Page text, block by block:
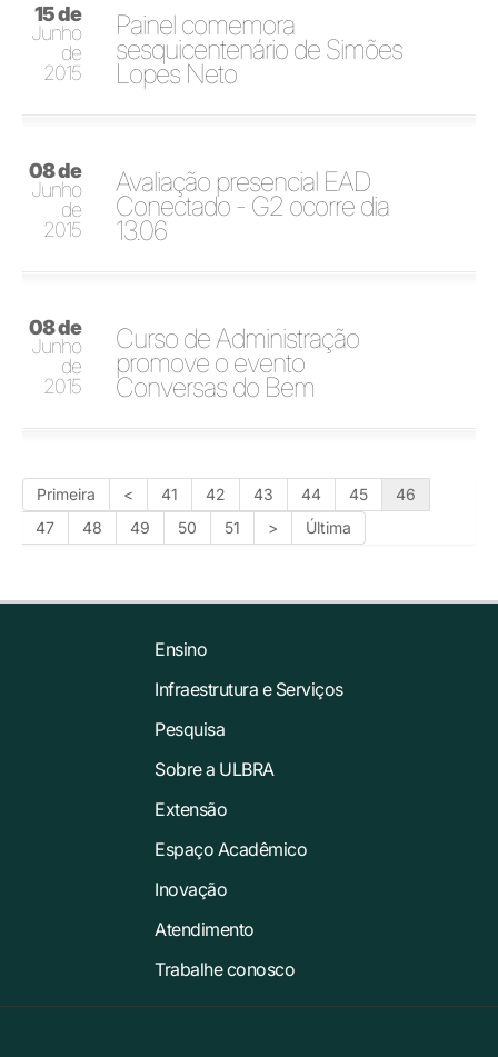
15 de
Junho
de
2015
Painel comemora
sesquicentenário de Simões
Lopes Neto
08 de
Junho
de
2015
Avaliação presencial EAD
Conectado - G2 ocorre dia
13.06
08 de
Junho
de
2015
Curso de Administração
promove o evento
Conversas do Bem
Primeira < 41 42 43 44 45
46
47
48 49 50 51 > Última
Ensino
Infraestrutura e Serviços
Pesquisa
Sobre a ULBRA
Extensão
Espaço Acadêmico
Inovação
Atendimento
Trabalhe conosco